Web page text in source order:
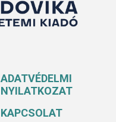
ADATVÉDELMI
NYILATKOZAT
KAPCSOLAT